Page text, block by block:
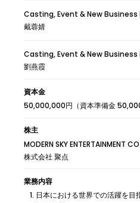
Casting, Event & New
戴蓉婧
Casting, Event & New
劉燕霞
資本金
50,000,000円（資本準備金
株主
MODERN SKY ENTERTAINMENT
株式会社 聚点
業務内容
日本における世界での活躍を目